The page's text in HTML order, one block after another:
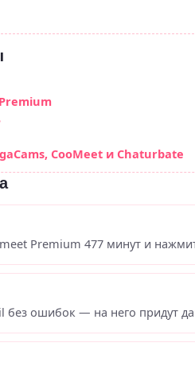
CooMeet и Chaturbate
Premium 477 минут и
без ошибок — на него придут